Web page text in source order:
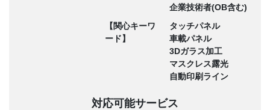
企業技術者(OB含む)
【関心キーワ
ード】
タッチパネル
車載パネル
3Dガラス加工
マスクレス露光
自動印刷ライン
対応可能サービス